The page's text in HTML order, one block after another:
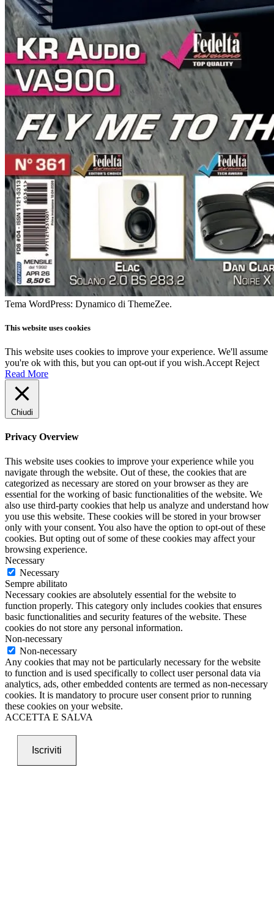
Tema WordPress: Dynamico di ThemeZee.
This website uses cookies
This website uses cookies to improve your experience. We'll assume
you're ok with this, but you can opt-out if you wish.Accept Reject
Read More
Chiudi
Privacy Overview
This website uses cookies to improve your experience while you
navigate through the website. Out of these, the cookies that are
categorized as necessary are stored on your browser as they are
essential for the working of basic functionalities of the website. We
also use third-party cookies that help us analyze and understand how
you use this website. These cookies will be stored in your browser
only with your consent. You also have the option to opt-out of these
cookies. But opting out of some of these cookies may affect your
browsing experience.
Necessary
Necessary
Sempre abilitato
Necessary cookies are absolutely essential for the website to
function properly. This category only includes cookies that ensures
basic functionalities and security features of the website. These
cookies do not store any personal information.
Non-necessary
Non-necessary
Any cookies that may not be particularly necessary for the website
to function and is used specifically to collect user personal data via
analytics, ads, other embedded contents are termed as non-necessary
cookies. It is mandatory to procure user consent prior to running
these cookies on your website.
ACCETTA E SALVA
Iscriviti